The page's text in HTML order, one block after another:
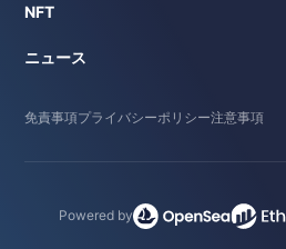
NFT
ニュース
免責事項プライバシーポリシー注意事項
Powered by